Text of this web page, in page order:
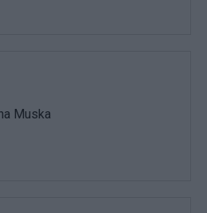
Muska